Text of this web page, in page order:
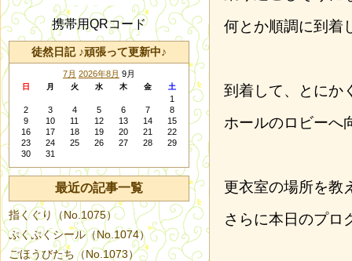
何とか順調に到着
到着して、とにか
ホールのロビーへ
更衣室の場所を教
さらに本日のプロ
携帯用QRコード
徒然日記 ♪頑張って更新中♪
7月 2026年8月 9月
日 月 火 水 木 金 土
1
2
3 4 5 6 7
8
9
10 11 12 13 14
15
16
17 18 19 20 21
22
23
24 25 26 27 28
29
30
31
最近の記事一覧
指くぐり（No.1075）
ぷくぷくシール（No.1074）
ごほうびたち（No.1073）